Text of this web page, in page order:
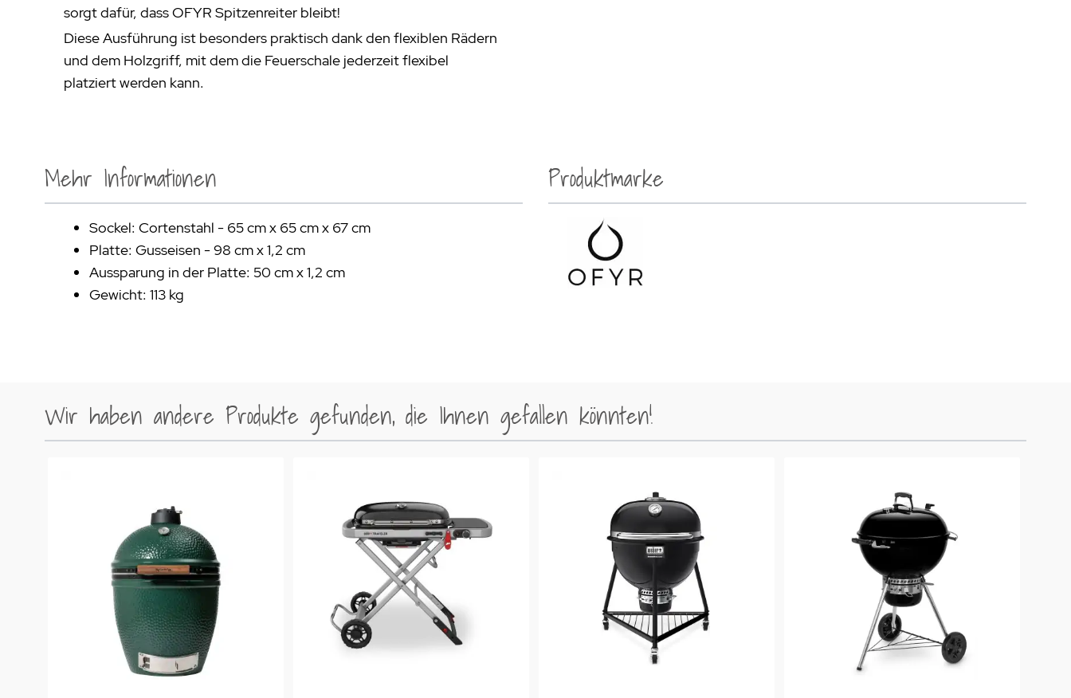
sorgt dafür, dass OFYR Spitzenreiter bleibt!
Diese Ausführung ist besonders praktisch dank den flexiblen Rädern
und dem Holzgriff, mit dem die Feuerschale jederzeit flexibel
platziert werden kann.
Mehr Informationen
Sockel: Cortenstahl - 65 cm x 65 cm x 67 cm
Platte: Gusseisen - 98 cm x 1,2 cm
Aussparung in der Platte: 50 cm x 1,2 cm
Gewicht: 113 kg
Produktmarke
Wir haben andere Produkte gefunden, die Ihnen gefallen könnten!